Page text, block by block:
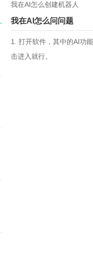
我在AI怎么创建机器人
我在AI怎么问问题
1. 打开软件，其中的AI功
击进入就行。